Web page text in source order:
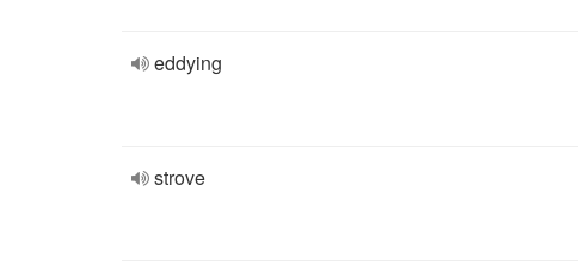
eddying
strove